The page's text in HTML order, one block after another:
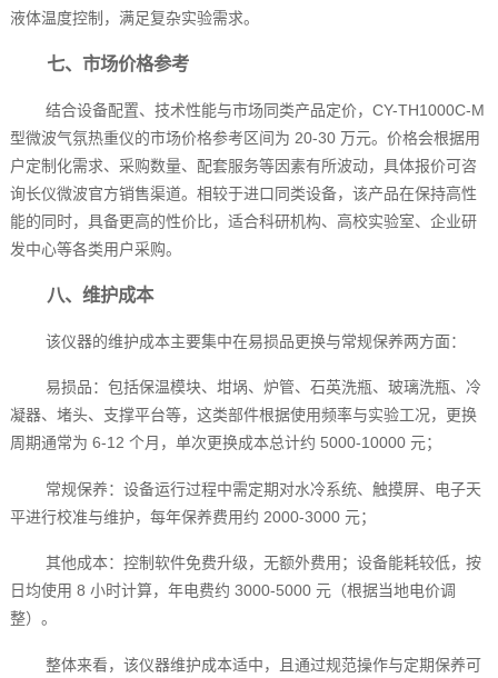
液体温度控制，满足复杂实验需求。
七、市场价格参考
结合设备配置、技术性能与市场同类产品定价，CY-TH1000C-M
型微波气氛热重仪的市场价格参考区间为 20-30 万元。价格会根据用
户定制化需求、采购数量、配套服务等因素有所波动，具体报价可咨
询长仪微波官方销售渠道。相较于进口同类设备，该产品在保持高性
能的同时，具备更高的性价比，适合科研机构、高校实验室、企业研
发中心等各类用户采购。
八、维护成本
该仪器的维护成本主要集中在易损品更换与常规保养两方面：
易损品：包括保温模块、坩埚、炉管、石英洗瓶、玻璃洗瓶、冷
凝器、堵头、支撑平台等，这类部件根据使用频率与实验工况，更换
周期通常为 6-12 个月，单次更换成本总计约 5000-10000 元；
常规保养：设备运行过程中需定期对水冷系统、触摸屏、电子天
平进行校准与维护，每年保养费用约 2000-3000 元；
其他成本：控制软件免费升级，无额外费用；设备能耗较低，按
日均使用 8 小时计算，年电费约 3000-5000 元（根据当地电价调
整）。
整体来看，该仪器维护成本适中，且通过规范操作与定期保养可